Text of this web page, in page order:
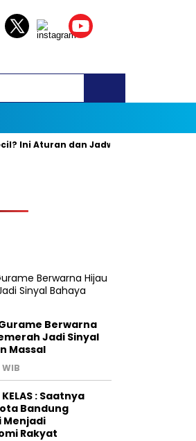
dan Jadwal Resminya
Berwarna
Jadi Sinyal
Massal
KELAS : Saatnya
Bandung
Rakyat